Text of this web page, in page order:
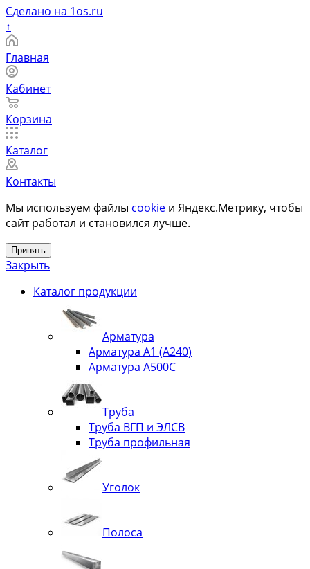
Сделано на 1os.ru
↑
Главная
Кабинет
Корзина
Каталог
Контакты
Мы используем файлы cookie и Яндекс.Метрику, чтобы
сайт работал и становился лучше.
Принять
Закрыть
Каталог продукции
Арматура
Арматура А1 (А240)
Арматура А500С
Труба
Труба ВГП и ЭЛСВ
Труба профильная
Уголок
Полоса